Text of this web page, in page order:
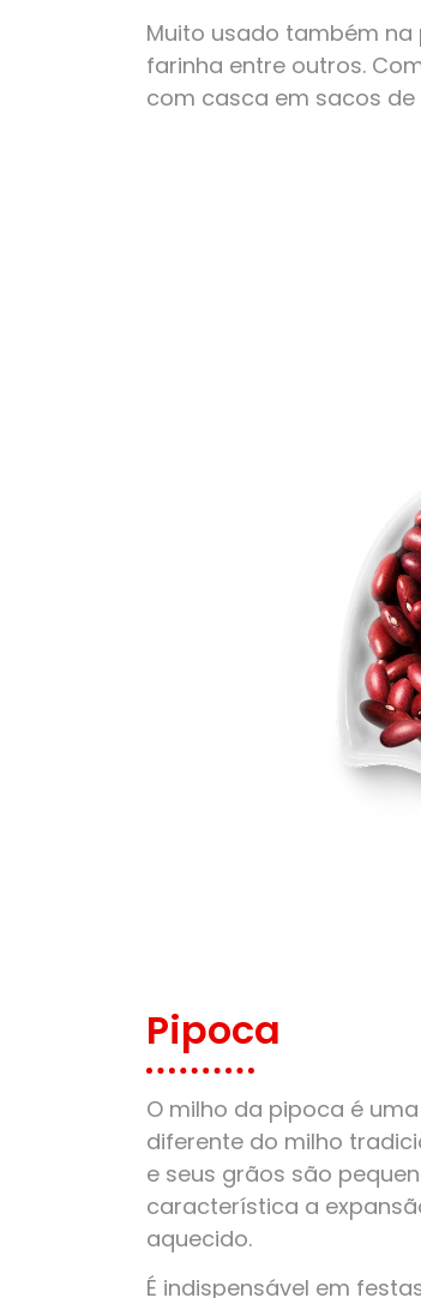
Muito usado também
farinha entre outros.
com casca em sacos de
Pipoca
O milho da pipoca é
diferente do milho
e seus grãos são
característica a
aquecido.
É indispensável em